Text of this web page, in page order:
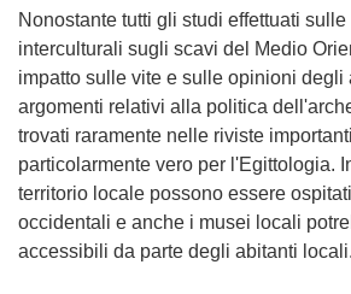
Nonostante tutti gli studi effettuati
interculturali sugli scavi del Medio
impatto sulle vite e sulle opinioni degli
argomenti relativi alla politica
trovati raramente nelle riviste
particolarmente vero per l'Egittologia.
territorio locale possono essere
occidentali e anche i musei locali
accessibili da parte degli abitanti locali.